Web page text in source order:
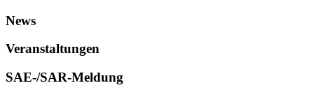
News
Veranstaltungen
SAE-/SAR-Meldung